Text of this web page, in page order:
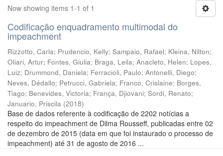
Now showing items 1-1 of 1
Codificação enquadramento multimodal do
impeachment
Rizzotto, Carla; Prudencio, Kelly; Sampaio, Rafael; Kleina, Nilton;
Oliari, Artur; Fontes, Giulia; Braga, Leila; Anacleto, Helen; Lopes,
Luiz; Drummond, Daniela; Ferracioli, Paulo; Antonelli, Diego;
Neves, Dédallo; Petrucci, Gabriela; Franco, Crislaine; Borges,
Tiago; Benevides, Victoria; França, Djiovani; Sordi, Renato;
Januario, Priscila (2018)
Base de dados referente à codificação de 2202 notícias a
respeito do impeachment de Dilma Rousseff, publicadas entre 02
de dezembro de 2015 (data em que foi instaurado o processo de
impeachment) até 31 de agosto de 2016 ...